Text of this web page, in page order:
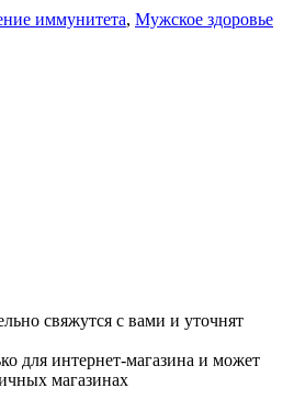
иммунитета, Мужское здоровье
свяжутся с вами и уточнят
для интернет-магазина и может
магазинах